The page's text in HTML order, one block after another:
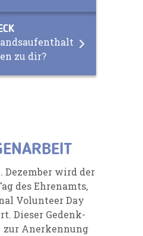
zu dir?
Dezember wird der
des Ehrenamts,
Volunteer Day
Dieser Gedenk-
Anerkennung